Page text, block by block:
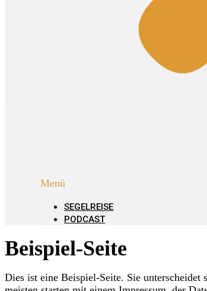
Menü
SEGELREISE
PODCAST
Beispiel-Seite
Dies ist eine Beispiel-Seite. Sie